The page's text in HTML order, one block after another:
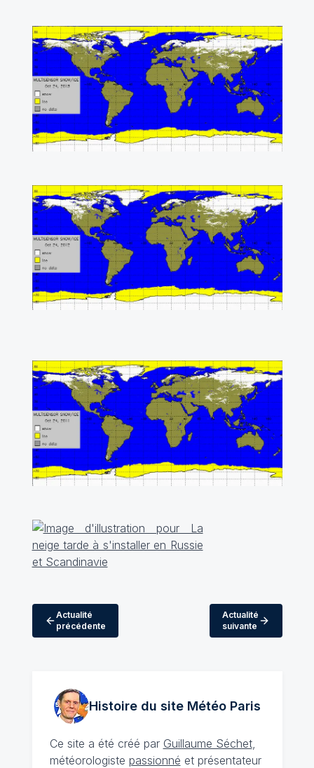
Actualité
précédente
Actualité
suivante
Histoire du site MétéoParis
Ce site a été créé par Guillaume Séchet,
météorologiste passionné et présentateur